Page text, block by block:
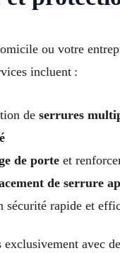
ou votre
incluent :
de serrures
de porteet
de serrure
sécurité rapide et
avec